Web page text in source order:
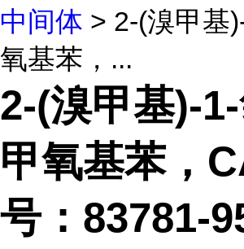
中间体 > 2-(溴甲基
氧基苯，...
2-(溴甲基)-
甲氧基苯，
号：83781-